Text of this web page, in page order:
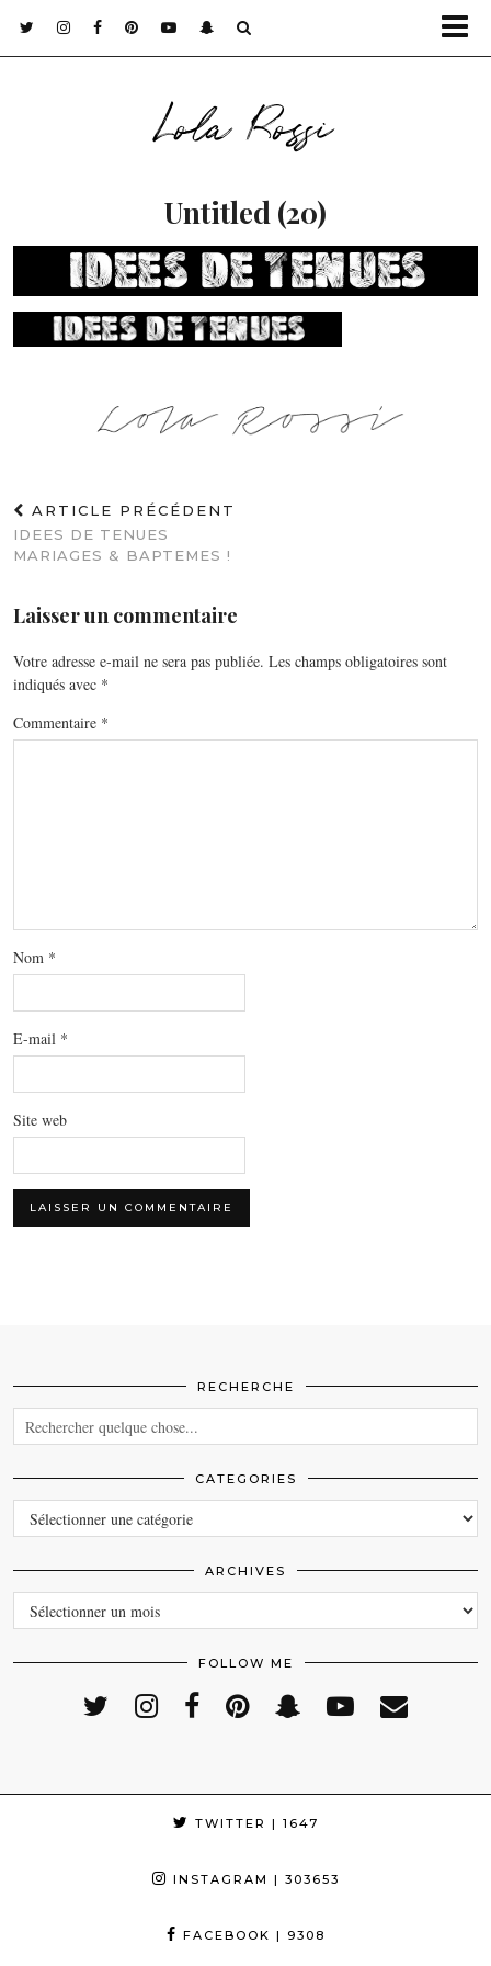
Lola Rossi
Untitled (20)
ARTICLE PRÉCÉDENT
IDEES DE TENUES
MARIAGES & BAPTEMES !
Laisser un commentaire
Votre adresse e-mail ne sera pas publiée. Les champs obligatoires sont
indiqués avec *
Commentaire *
Nom *
E-mail *
Site web
RECHERCHE
CATEGORIES
CATEGORIES
ARCHIVES
ARCHIVES
FOLLOW ME
TWITTER | 1647
INSTAGRAM | 303653
FACEBOOK | 9308